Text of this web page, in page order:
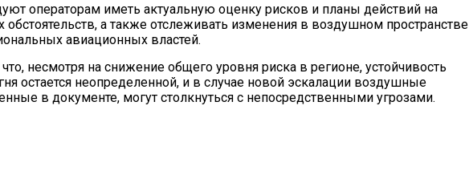
операторам иметь актуальную оценку рисков и планы действий на
а также отслеживать изменения в воздушном пространстве
авиационных властей.
несмотря на снижение общего уровня риска в регионе, устойчивость
остается неопределенной, и в случае новой эскалации воздушные
в документе, могут столкнуться с непосредственными угрозами.